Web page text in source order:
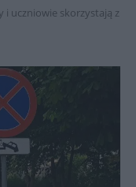
i uczniowie skorzystają z